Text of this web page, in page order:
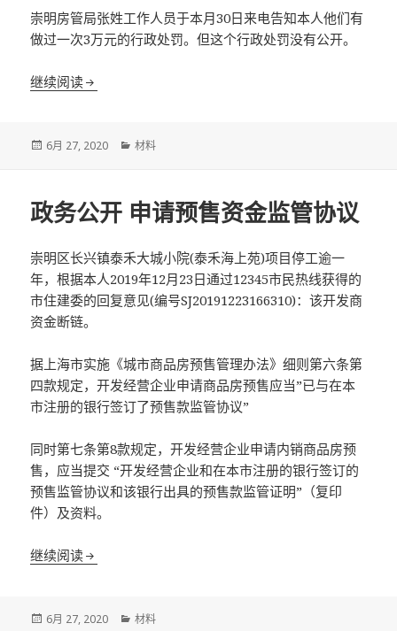
崇明房管局张姓工作人员于本月30日来电告知本人他们有
做过一次3万元的行政处罚。但这个行政处罚没有公开。
继续阅读反映崇明房管局行政处罚不主动公开
发
6月 27, 2020
分
材料
政务公开 申请预售资金监管协议
崇明区长兴镇泰禾大城小院(泰禾海上苑)项目停工逾一
年，根据本人2019年12月23日通过12345市民热线获得的
市住建委的回复意见(编号SJ20191223166310)：该开发商
资金断链。
据上海市实施《城市商品房预售管理办法》细则第六条第
四款规定，开发经营企业申请商品房预售应当”已与在本
市注册的银行签订了预售款监管协议”
同时第七条第8款规定，开发经营企业申请内销商品房预
售，应当提交 “开发经营企业和在本市注册的银行签订的
预售监管协议和该银行出具的预售款监管证明”（复印
件）及资料。
继续阅读政务公开 申请预售资金监管协议
发
6月 27, 2020
分
材料